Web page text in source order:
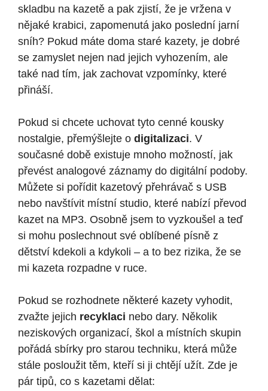
skladbu na kazetě a pak zjistí, že je vržena v
nějaké krabici, zapomenutá jako poslední jarní
sníh? Pokud máte doma staré kazety, je dobré
se zamyslet nejen nad jejich vyhozením, ale
také nad tím, jak zachovat vzpomínky, které
přináší.
Pokud si chcete uchovat tyto cenné kousky
nostalgie, přemýšlejte o digitalizaci. V
současné době existuje mnoho možností, jak
převést analogové záznamy do digitální podoby.
Můžete si pořídit kazetový přehrávač s USB
nebo navštívit místní studio, které nabízí převod
kazet na MP3. Osobně jsem to vyzkoušel a teď
si mohu poslechnout své oblíbené písně z
dětství kdekoli a kdykoli – a to bez rizika, že se
mi kazeta rozpadne v ruce.
Pokud se rozhodnete některé kazety vyhodit,
zvažte jejich recyklaci nebo dary. Několik
neziskových organizací, škol a místních skupin
pořádá sbírky pro starou techniku, která může
stále posloužit těm, kteří si ji chtějí užít. Zde je
pár tipů, co s kazetami dělat: